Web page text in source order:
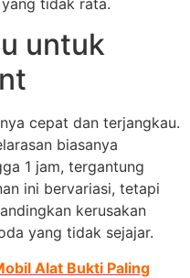
untuk
cepat dan terjangkau.
biasanya
1 jam, tergantung
ini bervariasi, tetapi
kerusakan
yang tidak sejajar.
Alat Bukti Paling